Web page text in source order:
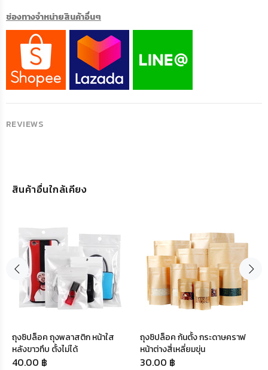
ช่องทางจำหน่ายสินค้าอื่นๆ
REVIEWS
สินค้าอื่นใกล้เคียง
ถุงซิปล็อค ถุงพลาสติก หน้าใส
หลังขาวทึบ ตั้งไม่ได้
40.00 ฿
ถุงซิปล็อค ก้นตั้ง กระดาษคราฟ
หน้าต่างสี่เหลี่ยมขุ่น
30.00 ฿